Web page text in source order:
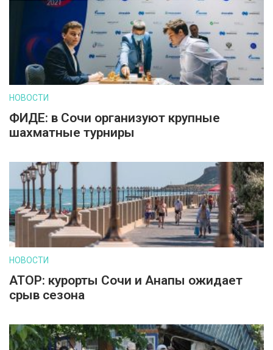
НОВОСТИ
ФИДЕ: в Сочи организуют крупные
шахматные турниры
НОВОСТИ
АТОР: курорты Сочи и Анапы ожидает
срыв сезона